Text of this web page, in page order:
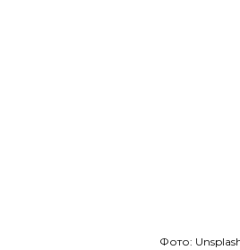
Фото: